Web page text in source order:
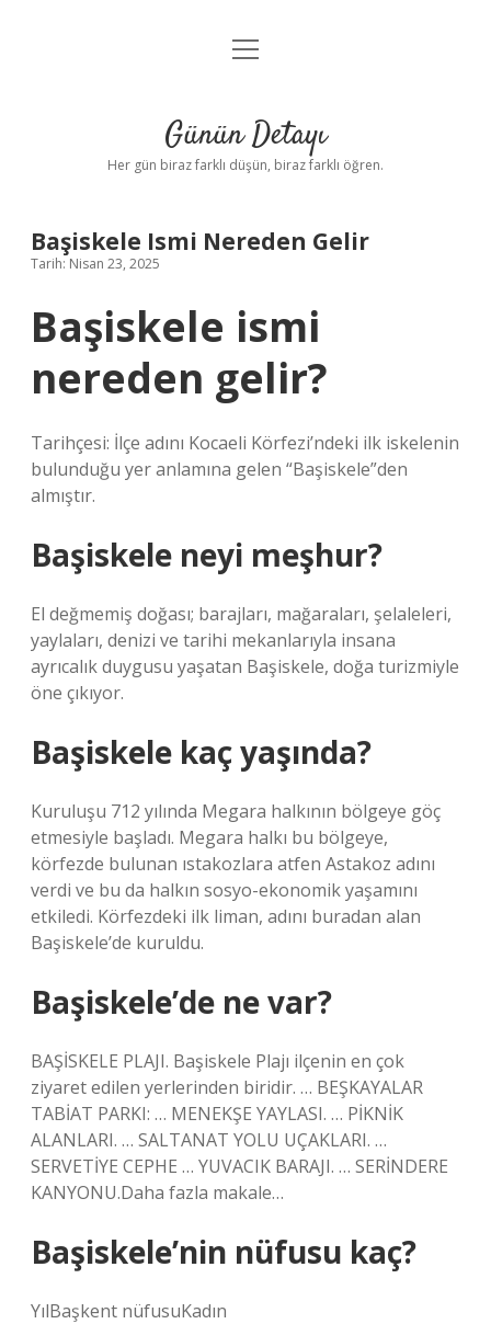
Anasayfa
Yasal Uyarı
menüyü
Günün Detayı
Her gün biraz farklı düşün, biraz farklı öğren.
Başiskele Ismi Nereden Gelir
Tarih: Nisan 23, 2025
Başiskele ismi
nereden gelir?
Tarihçesi: İlçe adını Kocaeli Körfezi’ndeki ilk iskelenin
bulunduğu yer anlamına gelen “Başiskele”den
almıştır.
Başiskele neyi meşhur?
El değmemiş doğası; barajları, mağaraları, şelaleleri,
yaylaları, denizi ve tarihi mekanlarıyla insana
ayrıcalık duygusu yaşatan Başiskele, doğa turizmiyle
öne çıkıyor.
Başiskele kaç yaşında?
Kuruluşu 712 yılında Megara halkının bölgeye göç
etmesiyle başladı. Megara halkı bu bölgeye,
körfezde bulunan ıstakozlara atfen Astakoz adını
verdi ve bu da halkın sosyo-ekonomik yaşamını
etkiledi. Körfezdeki ilk liman, adını buradan alan
Başiskele’de kuruldu.
Başiskele’de ne var?
BAŞİSKELE PLAJI. Başiskele Plajı ilçenin en çok
ziyaret edilen yerlerinden biridir. … BEŞKAYALAR
TABİAT PARKI: … MENEKŞE YAYLASI. … PİKNİK
ALANLARI. … SALTANAT YOLU UÇAKLARI. …
SERVETİYE CEPHE … YUVACIK BARAJI. … SERİNDERE
KANYONU.Daha fazla makale…
Başiskele’nin nüfusu kaç?
YılBaşkent nüfusuKadın